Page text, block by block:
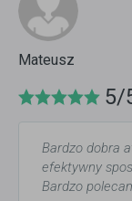
Mateusz
5/
Bardzo dobra
efektywny
Bardzo